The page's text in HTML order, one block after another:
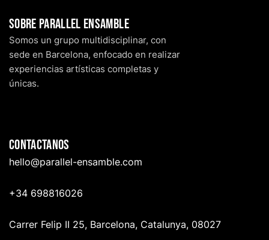
Sobre Parallel Ensamble
Somos un grupo multidisciplinar, con
sede en Barcelona, enfocado en realizar
experiencias artísticas completas y
únicas.
Contactanos
hello@parallel-ensamble.com
+34 698816026
Carrer Felip II 25, Barcelona, Catalunya, 08027